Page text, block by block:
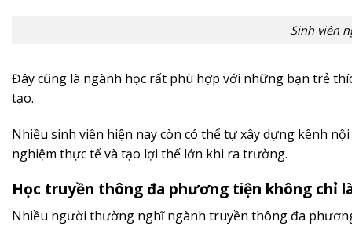
Sinh viên
Đây cũng là ngành học rất phù hợp với những bạn trẻ
tạo.
Nhiều sinh viên hiện nay còn có thể tự xây dựng kênh
nghiệm thực tế và tạo lợi thế lớn khi ra trường.
Học truyền thông đa phương tiện không chỉ
Nhiều người thường nghĩ ngành truyền thông đa